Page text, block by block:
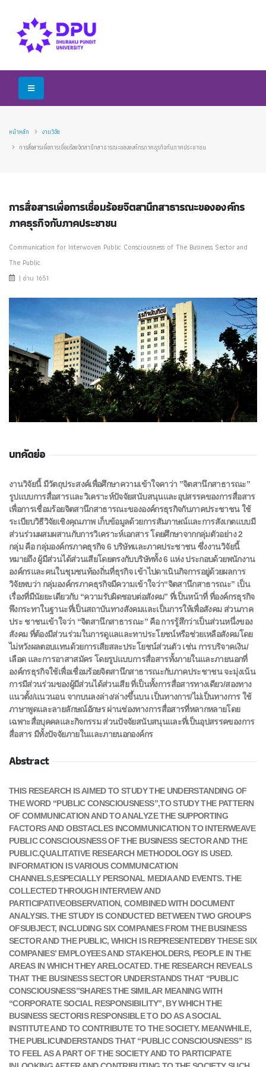
หน้าหลัก
งานวิจัย
การสื่อสารเพื่อการเชื่อมร้อยจิตสานึกสาธารณะขององค์กรภาคธุรกิจกับภาคประชาชน
การสื่อสารเพื่อการเชื่อมร้อยจิตสานึกสาธารณะขององค์กร
ภาคธุรกิจกับภาคประชาชน
Communication for Interwoven Public Consciousness of The Business Sector and
The Public
| อ่าน 1651
บทคัดย่อ
งานวิจัยนี้ มีวัตถุประสงค์เพื่อศึกษาความเข้าใจคาว่า ”จิตสานึกสาธารณะ”
รูปแบบการสื่อสารและวิเคราะห์ปัจจัยสนับสนุนและอุปสรรคของการสื่อสาร
เพื่อการเชื่อมร้อยจิตสานึกสาธารณะขององค์กรธุรกิจกับภาคประชาชน ใช้
ระเบียบวิธีวิจัยเชิงคุณภาพ เก็บข้อมูลด้วยการสัมภาษณ์และการสังเกตแบบมี
ส่วนร่วมผสมผสานกับการวิเคราะห์เอกสาร โดยศึกษาจากกลุ่มตัวอย่าง 2
กลุ่ม คือ กลุ่มองค์กรภาคธุรกิจ 6 บริษัทและภาคประชาชน ซึ่งงานวิจัยนี้
หมายถึง ผู้มีส่วนได้ส่วนเสียโดยตรงกับบริษัททั้ง 6 แห่ง ประกอบด้วยพนักงาน
องค์กรและคนในชุมชนท้องถิ่นที่ธุรกิจ เข้าไปดาเนินกิจการอยู่ด้วยผลการ
วิจัยพบว่า กลุ่มองค์กรภาคธุรกิจมีความเข้าใจว่า“จิตสานึกสาธารณะ” เป็น
เรื่องที่มีนัยยะเดียวกับ “ความรับผิดชอบต่อสังคม” ที่เป็นหน้าที่ ที่องค์กรธุรกิจ
พึงกระทาในฐานะที่เป็นสถาบันทางสังคมและเป็นการให้เพื่อสังคม ส่วนภาค
ประ ชาชนเข้าใจว่า “จิตสานึกสาธารณะ” คือ การรู้สึกว่าเป็นส่วนหนึ่งของ
สังคม ที่ต้องมีส่วนร่วมในการดูแลและทาประโยชน์หรือช่วยเหลือสังคมโดย
ไม่หวังผลตอบแทนด้วยการเสียสละประโยชน์ส่วนตัว เช่น การบริจาคเงิน/
เลือด และการอาสาสมัคร โดยรูปแบบการสื่อสารทั้งภายในและภายนอกที่
องค์กรธุรกิจใช้เพื่อเชื่อมร้อยจิตสานึกสาธารณะกับภาคประชาชน จะมุ่งเน้น
การมีส่วนร่วมของผู้มีส่วนได้ส่วนเสีย ที่เป็นทั้งการสื่อสารทางเดียว/สองทาง
แนวตั้ง/แนวนอน จากบนลงล่าง/ล่างขึ้นบน เป็นทางการ/ไม่เป็นทางการ ใช้
ภาษาพูดและลายลักษณ์อักษร ผ่านช่องทางการสื่อสารที่หลากหลายโดย
เฉพาะสื่อบุคคลและกิจกรรม ส่วนปัจจัยสนับสนุนและที่เป็นอุปสรรคของการ
สื่อสาร มีทั้งปัจจัยภายในและภายนอกองค์กร
Abstract
THIS RESEARCH IS AIMED TO STUDY THE UNDERSTANDING OF
THE WORD “PUBLIC CONSCIOUSNESS”,TO STUDY THE PATTERN
OF COMMUNICATION AND TO ANALYZE THE SUPPORTING
FACTORS AND OBSTACLES INCOMMUNICATION TO INTERWEAVE
PUBLIC CONSCIOUSNESS OF THE BUSINESS SECTOR AND THE
PUBLIC.QUALITATIVE RESEARCH METHODOLOGY IS USED.
INFORMATION IS VARIOUS COMMUNICATION
CHANNELS,ESPECIALLY PERSONAL MEDIA AND EVENTS. THE
COLLECTED THROUGH INTERVIEW AND
PARTICIPATIVEOBSERVATION, COMBINED WITH DOCUMENT
ANALYSIS. THE STUDY IS CONDUCTED BETWEEN TWO GROUPS
OFSUBJECT, INCLUDING SIX COMPANIES FROM THE BUSINESS
SECTOR AND THE PUBLIC, WHICH IS REPRESENTEDBY THESE SIX
COMPANIES’ EMPLOYEES AND STAKEHOLDERS, PEOPLE IN THE
AREAS IN WHICH THEY ARELOCATED. THE RESEARCH REVEALS
THAT THE BUSINESS SECTOR UNDERSTANDS THAT “PUBLIC
CONSCIOUSNESS”SHARES THE SIMILAR MEANING WITH
“CORPORATE SOCIAL RESPONSIBILITY”, BY WHICH THE
BUSINESS SECTORIS RESPONSIBLE TO DO AS A SOCIAL
INSTITUTE AND TO CONTRIBUTE TO THE SOCIETY. MEANWHILE,
THE PUBLICUNDERSTANDS THAT “PUBLIC CONSCIOUSNESS” IS
TO FEEL AS A PART OF THE SOCIETY AND TO PARTICIPATE